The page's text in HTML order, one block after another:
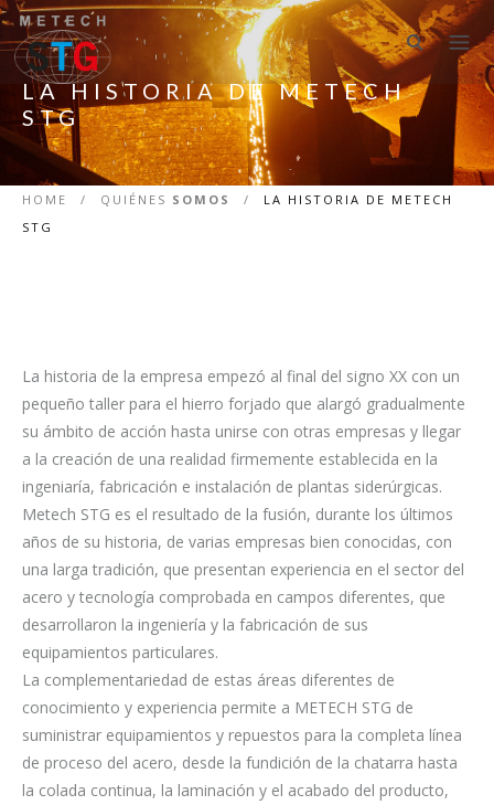
LA HISTORIA DE METECH
STG
HOME / QUIÉNES SOMOS /
LA HISTORIA DE METECH
STG
La historia de la empresa empezó al final del signo XX con un
pequeño taller para el hierro forjado que alargó gradualmente
su ámbito de acción hasta unirse con otras empresas y llegar
a la creación de una realidad firmemente establecida en la
ingeniaría, fabricación e instalación de plantas siderúrgicas.
Metech STG es el resultado de la fusión, durante los últimos
años de su historia, de varias empresas bien conocidas, con
una larga tradición, que presentan experiencia en el sector del
acero y tecnología comprobada en campos diferentes, que
desarrollaron la ingeniería y la fabricación de sus
equipamientos particulares.
La complementariedad de estas áreas diferentes de
conocimiento y experiencia permite a METECH STG de
suministrar equipamientos y repuestos para la completa línea
de proceso del acero, desde la fundición de la chatarra hasta
la colada continua, la laminación y el acabado del producto,